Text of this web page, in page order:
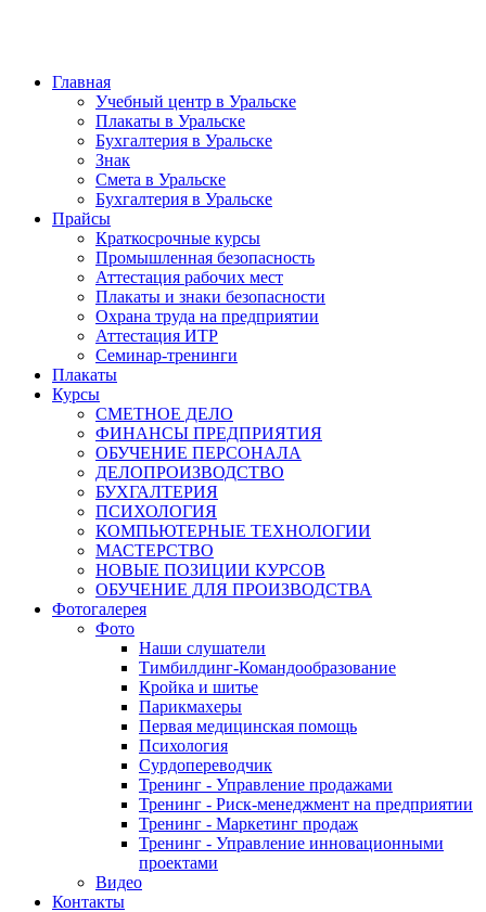
Главная
Учебный центр в Уральске
Плакаты в Уральске
Бухгалтерия в Уральске
Знак
Смета в Уральске
Бухгалтерия в Уральске
Прайсы
Краткосрочные курсы
Промышленная безопасность
Аттестация рабочих мест
Плакаты и знаки безопасности
Охрана труда на предприятии
Аттестация ИТР
Семинар-тренинги
Плакаты
Курсы
СМЕТНОЕ ДЕЛО
ФИНАНСЫ ПРЕДПРИЯТИЯ
ОБУЧЕНИЕ ПЕРСОНАЛА
ДЕЛОПРОИЗВОДСТВО
БУХГАЛТЕРИЯ
ПСИХОЛОГИЯ
КОМПЬЮТЕРНЫЕ ТЕХНОЛОГИИ
МАСТЕРСТВО
НОВЫЕ ПОЗИЦИИ КУРСОВ
ОБУЧЕНИЕ ДЛЯ ПРОИЗВОДСТВА
Фотогалерея
Фото
Наши слушатели
Тимбилдинг-Командообразование
Кройка и шитье
Парикмахеры
Первая медицинская помощь
Психология
Сурдопереводчик
Тренинг - Управление продажами
Тренинг - Риск-менеджмент на предприятии
Тренинг - Маркетинг продаж
Тренинг - Управление инновационными
проектами
Видео
Контакты